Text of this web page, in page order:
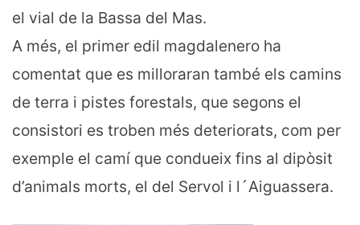
el vial de la Bassa del Mas.
A més, el primer edil magdalenero ha
comentat que es milloraran també els camins
de terra i pistes forestals, que segons el
consistori es troben més deteriorats, com per
exemple el camí que condueix fins al dipòsit
d’animals morts, el del Servol i l´Aiguassera.